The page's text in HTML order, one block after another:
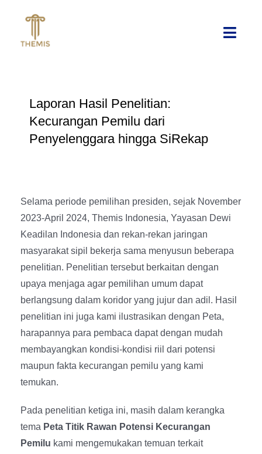
content
News & Insights
Political
Strategic Advisory
Capacity Building
Team
About Us
Contact
Laporan Hasil Penelitian:
Kecurangan Pemilu dari
Penyelenggara hingga SiRekap
Selama periode pemilihan presiden, sejak November
2023-April 2024, Themis Indonesia, Yayasan Dewi
Keadilan Indonesia dan rekan-rekan jaringan
masyarakat sipil bekerja sama menyusun beberapa
penelitian. Penelitian tersebut berkaitan dengan
upaya menjaga agar pemilihan umum dapat
berlangsung dalam koridor yang jujur dan adil. Hasil
penelitian ini juga kami ilustrasikan dengan Peta,
harapannya para pembaca dapat dengan mudah
membayangkan kondisi-kondisi riil dari potensi
maupun fakta kecurangan pemilu yang kami
temukan.
Pada penelitian ketiga ini, masih dalam kerangka
tema Peta Titik Rawan Potensi Kecurangan
Pemilu kami mengemukakan temuan terkait